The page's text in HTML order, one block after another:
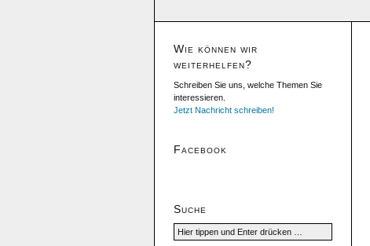
Wie können wir
weiterhelfen?
Schreiben Sie uns, welche Themen Sie
interessieren.
Jetzt Nachricht schreiben!
Facebook
Suche